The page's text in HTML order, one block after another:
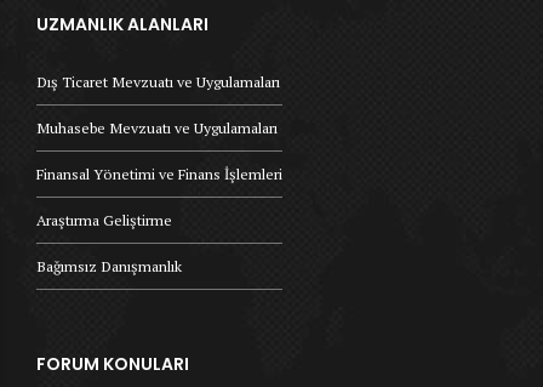
UZMANLIK ALANLARI
Dış Ticaret Mevzuatı ve Uygulamaları
Muhasebe Mevzuatı ve Uygulamaları
Finansal Yönetimi ve Finans İşlemleri
Araştırma Geliştirme
Bağımsız Danışmanlık
FORUM KONULARI